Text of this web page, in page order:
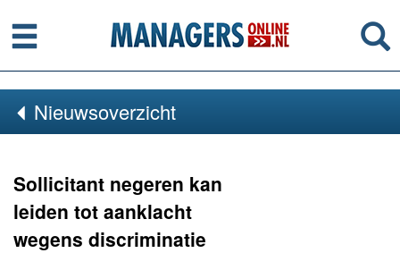
Menu
Nieuwsoverzicht
Sollicitant negeren kan
leiden tot aanklacht
wegens discriminatie